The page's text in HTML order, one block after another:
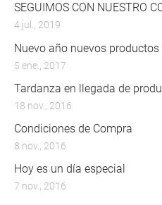
SEGUIMOS CON NUESTRO
4 jul., 2019
Nuevo año nuevos productos
5 ene., 2017
Tardanza en llegada de
18 nov., 2016
Condiciones de Compra
8 nov., 2016
Hoy es un día especial
7 nov., 2016